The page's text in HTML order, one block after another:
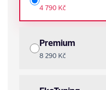
4 790 Kč
Premium
8 290 Kč